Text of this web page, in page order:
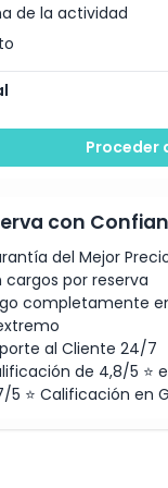
de la actividad
Proceder
con
del Mejor
cargos por reserva
completamente
al Cliente 24/7
de 4,8/5 ⭐
5 ⭐ Calificación en